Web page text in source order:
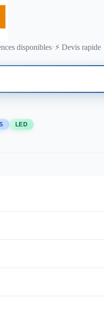
disponibles• ⚡ Devis rapide
LED